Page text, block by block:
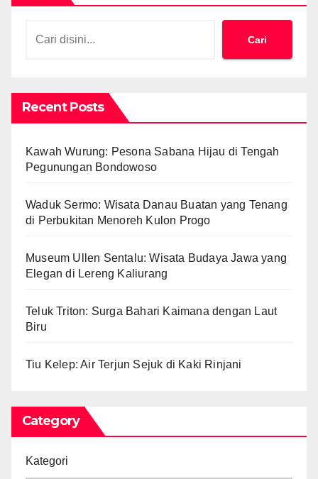
Cari
Recent Posts
Kawah Wurung: Pesona Sabana Hijau di Tengah
Pegunungan Bondowoso
Waduk Sermo: Wisata Danau Buatan yang Tenang
di Perbukitan Menoreh Kulon Progo
Museum Ullen Sentalu: Wisata Budaya Jawa yang
Elegan di Lereng Kaliurang
Teluk Triton: Surga Bahari Kaimana dengan Laut
Biru
Tiu Kelep: Air Terjun Sejuk di Kaki Rinjani
Category
Kategori